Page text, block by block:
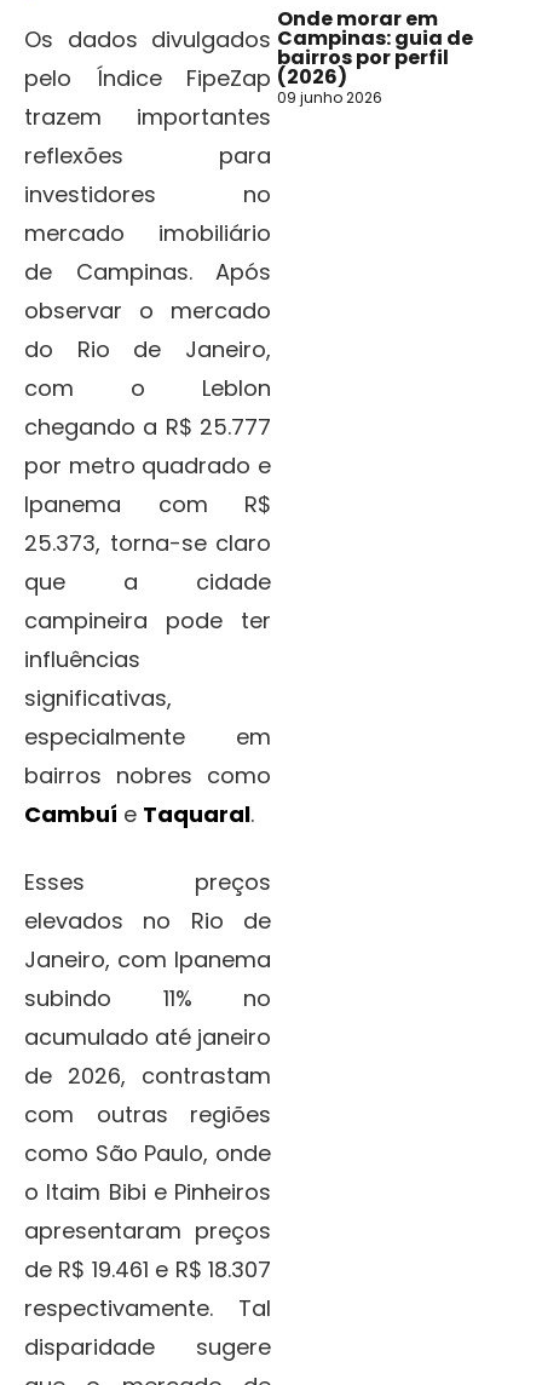
Os dados divulgados
pelo Índice FipeZap
trazem importantes
reflexões para
investidores no
mercado imobiliário
de Campinas. Após
observar o mercado
do Rio de Janeiro,
com o Leblon
chegando a R$ 25.777
por metro quadrado e
Ipanema com R$
25.373, torna-se claro
que a cidade
campineira pode ter
influências
significativas,
especialmente em
bairros nobres como
Cambuí e Taquaral.
Esses preços
elevados no Rio de
Janeiro, com Ipanema
subindo 11% no
acumulado até janeiro
de 2026, contrastam
com outras regiões
como São Paulo, onde
o Itaim Bibi e Pinheiros
apresentaram preços
de R$ 19.461 e R$ 18.307
respectivamente. Tal
disparidade sugere
Onde morar em
Campinas: guia de
bairros por perfil
(2026)
09 junho 2026